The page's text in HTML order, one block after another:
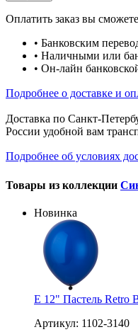
Оплатить заказ вы
• Банковским
• Наличными или
• Он-лайн
Подробнее о доставке и
Доставка по Санкт-
России удобной вам
Подробнее об условиях
Товары из коллекции
Новинка
Е 12" Пастель Retro
Артикул: 1102-3140